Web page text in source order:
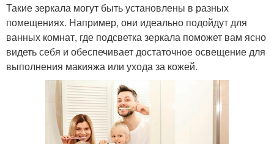
Такие зеркала могут быть установлены в разных
помещениях. Например, они идеально подойдут для
ванных комнат, где подсветка зеркала поможет вам ясно
видеть себя и обеспечивает достаточное освещение для
выполнения макияжа или ухода за кожей.